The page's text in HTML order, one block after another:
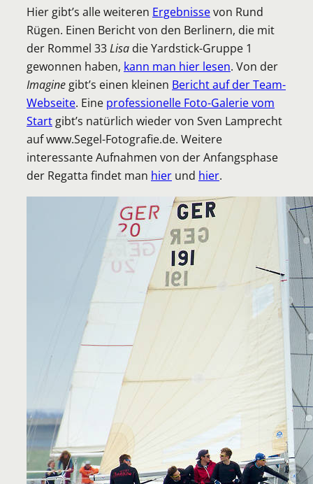
Hier gibt’s alle weiteren Ergebnissevon Rund
Rügen. Einen Bericht von den Berlinern, die mit
der Rommel 33Lisa die Yardstick-Gruppe 1
gewonnen haben, kann man hier lesen. Von der
Imagine gibt’s einen kleinen Bericht auf der Team-
Webseite. Eine professionelle Foto-Galerie vom
Start gibt’s natürlich wieder von Sven Lamprecht
auf www.Segel-Fotografie.de. Weitere
interessante Aufnahmen von der Anfangsphase
der Regatta findet man hier und hier.